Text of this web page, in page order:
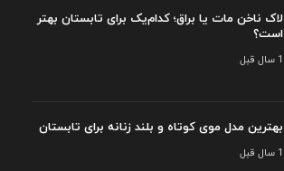
لاک ناخن مات یا براق؛ کدام‌یک برای تابستان بهتر
است؟
1 سال قبل
بهترین مدل موی کوتاه و بلند زنانه برای تابستان
1 سال قبل